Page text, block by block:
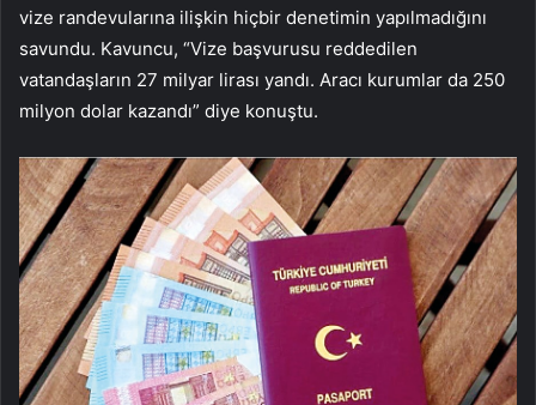
vize randevularına ilişkin hiçbir denetimin yapılmadığını
savundu. Kavuncu, “Vize başvurusu reddedilen
vatandaşların 27 milyar lirası yandı. Aracı kurumlar da 250
milyon dolar kazandı” diye konuştu.